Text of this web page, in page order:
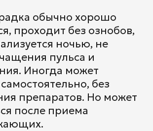
обычно хорошо
проходит без ознобов,
ночью, не
пульса и
Иногда может
без
препаратов. Но может
после приема